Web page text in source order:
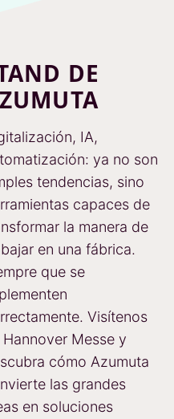
DE
IA,
ya no son
tendencias, sino
capaces de
la manera de
en una fábrica.
que se
Visítenos
Hannover Messe y
cómo Azumuta
las grandes
en soluciones